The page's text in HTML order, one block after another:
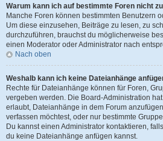
Warum kann ich auf bestimmte Foren nicht
Manche Foren können bestimmten Benutzern
Um diese einzusehen, Beiträge zu lesen, zu
durchzuführen, brauchst du möglicherweise
einen Moderator oder Administrator nach
Nach oben
Weshalb kann ich keine Dateianhänge
Rechte für Dateianhänge können für Foren,
vergeben werden. Die Board-Administration
erlaubt, Dateianhänge in dem Forum
verfassen möchtest, oder nur bestimmte
Du kannst einen Administrator kontaktieren,
du keine Dateianhänge anfügen kannst.